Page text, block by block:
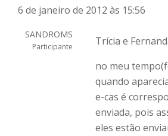
6 de janeiro de 2012 às 15:56
SANDROMS
Participante
Trícia e
no meu
quando
e-cas é
enviada, pois
eles estão